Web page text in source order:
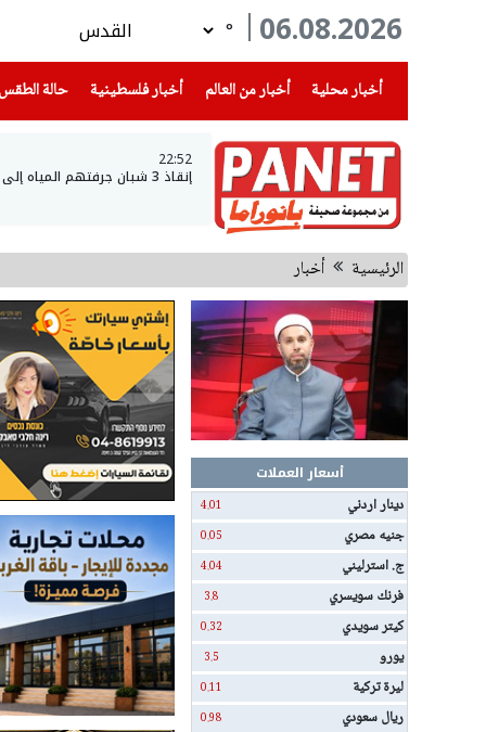
06.08.2026
°
أخبار محلية
(current) أخبار من العالم أخبار فلسطينية(current) حالة الطقس
22:52
إنقاذ 3 شبان جرفتهم المياه إلى عمق بحيرة طبريا
الرئيسية أخبار
أسعار العملات
دينار اردني
4.01
جنيه مصري 0.05
ج. استرليني 4.04
فرنك سويسري 3.8
كيتر سويدي 0.32
يورو 3.5
ليرة تركية 0.11
ريال سعودي 0.98